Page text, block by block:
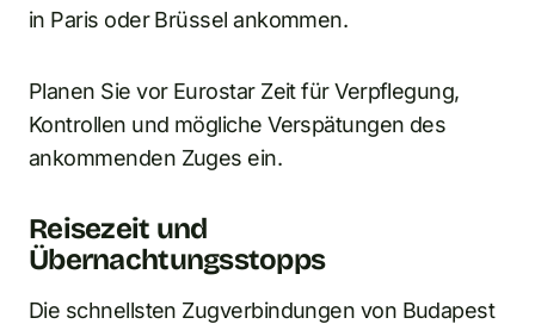
in Paris oder Brüssel ankommen.
Planen Sie vor Eurostar Zeit für Verpflegung,
Kontrollen und mögliche Verspätungen des
ankommenden Zuges ein.
Reisezeit und
Übernachtungsstopps
Die schnellsten Zugverbindungen von Budapest